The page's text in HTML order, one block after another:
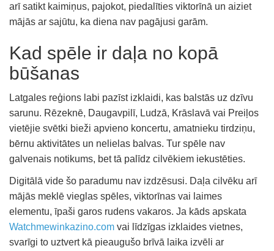
arī satikt kaimiņus, pajokot, piedalīties viktorīnā un aiziet
mājās ar sajūtu, ka diena nav pagājusi garām.
Kad spēle ir daļa no kopā
būšanas
Latgales reģions labi pazīst izklaidi, kas balstās uz dzīvu
sarunu. Rēzeknē, Daugavpilī, Ludzā, Krāslavā vai Preiļos
vietējie svētki bieži apvieno koncertu, amatnieku tirdziņu,
bērnu aktivitātes un nelielas balvas. Tur spēle nav
galvenais notikums, bet tā palīdz cilvēkiem iekustēties.
Digitālā vide šo paradumu nav izdzēsusi. Daļa cilvēku arī
mājās meklē vieglas spēles, viktorīnas vai laimes
elementu, īpaši garos rudens vakaros. Ja kāds apskata
Watchmewinkazino.com vai līdzīgas izklaides vietnes,
svarīgi to uztvert kā pieaugušo brīvā laika izvēli ar